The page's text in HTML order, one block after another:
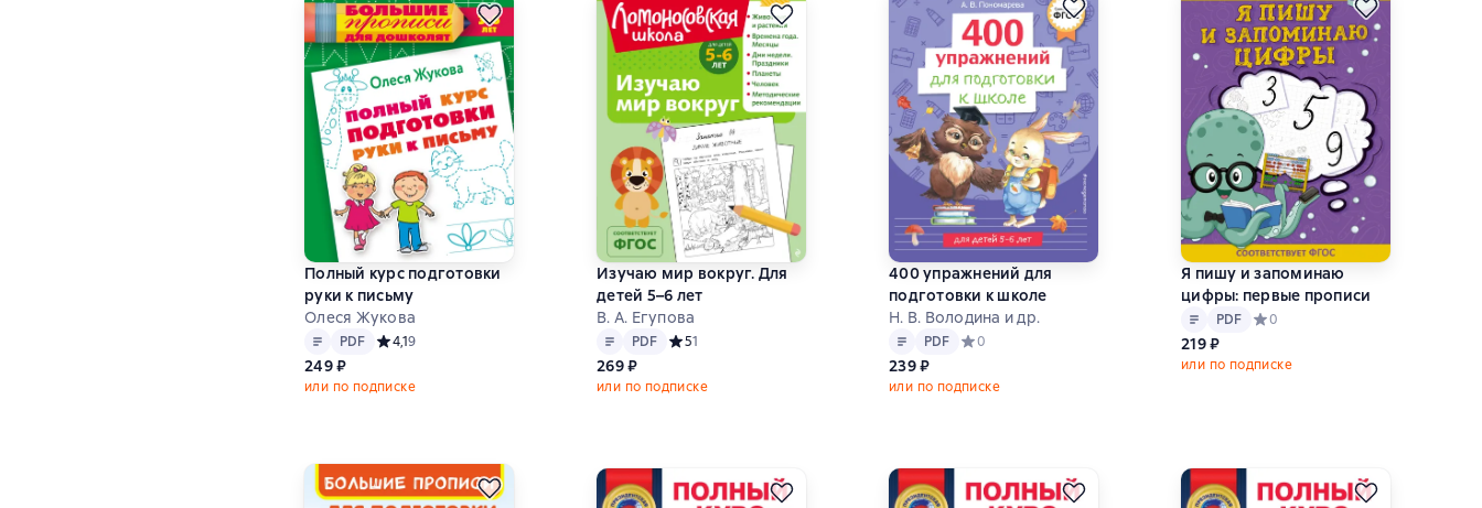
Полный курс подготовки
руки к письму
Олеся Жукова
Текст PDF
PDF Средний рейтинг 4,1 на основе 9 оценок
4,19
249 ₽
или по подписке
Изучаю мир вокруг. Для
детей 5–6 лет
В. А. Егупова
Текст PDF
PDF Средний рейтинг 5 на основе 1 оценок
51
269 ₽
или по подписке
400 упражнений для
подготовки к школе
Н. В. Володина и др.
Текст PDF
PDF Средний рейтинг 0 на основе 0 оценок
0
239 ₽
или по подписке
Я пишу и запоминаю
цифры: первые прописи
Текст PDF
PDF Средний рейтинг 0 на основе 0
0
219 ₽
или по подписке